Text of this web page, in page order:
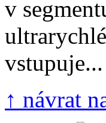
v
vstupuje...
↑ návrat